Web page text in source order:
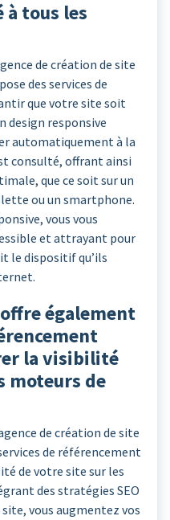
à tous les
de création de site
des services de
que votre site soit
design responsive
automatiquement à la
consulté, offrant ainsi
que ce soit sur un
ou un smartphone.
vous vous
et attrayant pour
le dispositif qu’ils
également
la visibilité
moteurs de
de création de site
de référencement
de votre site sur les
des stratégies SEO
vous augmentez vos